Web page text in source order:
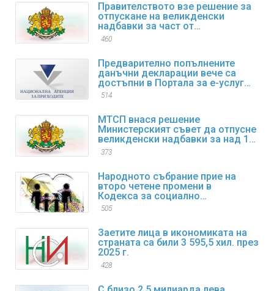
Правителството взе решение за
отпускане на великденски
надбавки за част от
пенсионерите
460
Предварително попълнените
данъчни декларации вече са
достъпни в Портала за е-услуги
на НАП
514
МТСП внася решение
Министерският съвет да отпусне
великденски надбавки за над 1
600 000 пенсионери
373
Народното събрание прие на
второ четене промени в
Кодекса за социално
осигуряване
505
Заетите лица в икономиката на
страната са били 3 595,5 хил. през
2025 г.
428